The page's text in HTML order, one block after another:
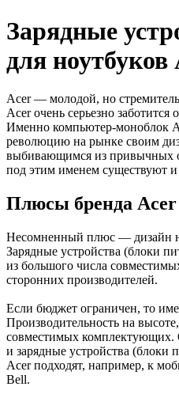
Зарядные
для ноутбуков
Acer — молодой, но
Acer очень серьезно заботится
Именно компьютер-моноблок
революцию на рынке своим
выбивающимся из привычных
под этим именем существуют и
Плюсы бренда Acer
Несомненный плюс — дизайн
Зарядные устройства (блоки
из большого числа
сторонних производителей.
Если бюджет ограничен, то
Производительность на
совместимых комплектующих.
и зарядные устройства (блоки
Acer подходят, например, к
Bell.